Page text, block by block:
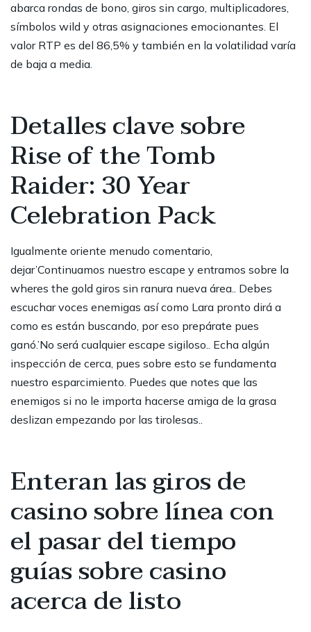
abarca rondas de bono, giros sin cargo, multiplicadores,
símbolos wild y otras asignaciones emocionantes. El
valor RTP es del 86,5% y también en la volatilidad varía
de baja a media.
Detalles clave sobre
Rise of the Tomb
Raider: 30 Year
Celebration Pack
Igualmente oriente menudo comentario,
dejar’Continuamos nuestro escape y entramos sobre la
wheres the gold giros sin ranura nueva área.. Debes
escuchar voces enemigas así­ como Lara pronto dirá a
como es están buscando, por eso prepárate pues
ganó.’No será cualquier escape sigiloso.. Echa algún
inspección de cerca, pues sobre esto se fundamenta
nuestro esparcimiento. Puedes que notes que las
enemigos si no le importa hacerse amiga de la grasa
deslizan empezando por las tirolesas..
Enteran las giros de
casino sobre línea con
el pasar del tiempo
guías sobre casino
acerca de listo